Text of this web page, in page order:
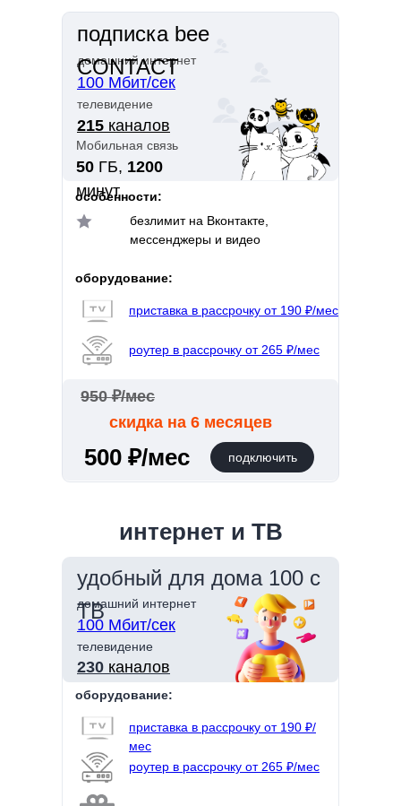
подписка bee
CONTACT
домашний интернет
телевидение
Мобильная связь
100 Мбит/сек
215 каналов
подключить
50 ГБ, 1200
минут
500 ₽/мес
безлимит на Вконтакте,
мессенджеры и видео
приставка в рассрочку от 190 ₽/мес
роутер в рассрочку от 265 ₽/мес
оборудование:
особенности:
950 ₽/мес
скидка на 6 месяцев
интернет и ТВ
удобный для дома 100 с
ТВ
домашний интернет
телевидение
100 Мбит/сек
230 каналов
приставка в рассрочку от 190 ₽/
мес
роутер в рассрочку от 265 ₽/мес
оборудование: